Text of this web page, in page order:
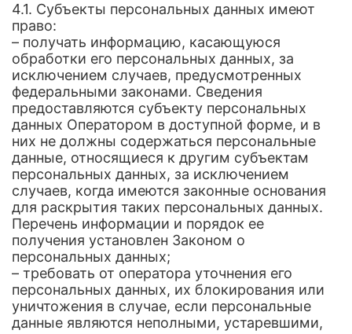
4.1. Субъекты персональных данных имеют
право:
– получать информацию, касающуюся
обработки его персональных данных, за
исключением случаев, предусмотренных
федеральными законами. Сведения
предоставляются субъекту персональных
данных Оператором в доступной форме, и в
них не должны содержаться персональные
данные, относящиеся к другим субъектам
персональных данных, за исключением
случаев, когда имеются законные основания
для раскрытия таких персональных данных.
Перечень информации и порядок ее
получения установлен Законом о
персональных данных;
– требовать от оператора уточнения его
персональных данных, их блокирования или
уничтожения в случае, если персональные
данные являются неполными, устаревшими,